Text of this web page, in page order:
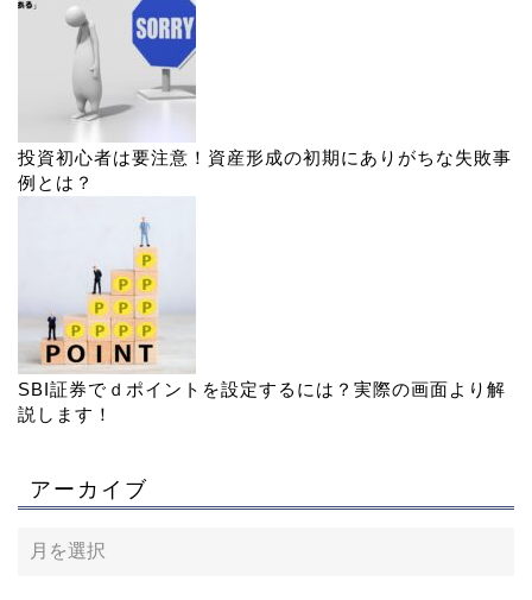
投資初心者は要注意！資産形成の初期にありがちな失敗事
例とは？
SBI証券でｄポイントを設定するには？実際の画面より解
説します！
アーカイブ